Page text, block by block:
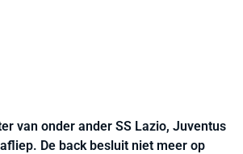
van onder ander SS Lazio, Juventus
De back besluit niet meer op